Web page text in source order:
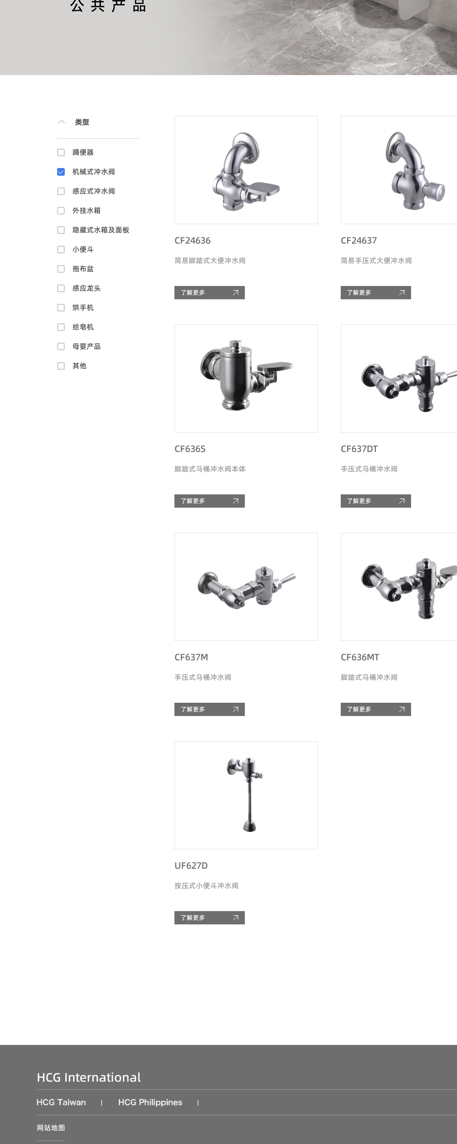
类型
蹲便器
机械式冲水阀
感应式冲水阀
外挂水箱
隐藏式水箱及面板
小便斗
拖布盆
感应龙头
烘手机
给皂机
母婴产品
其他
CF24636
简易脚踏式大便冲水阀
了解更多
CF24637
简易手压式大便冲水阀
了解更多
CF636S
脚踏式马桶冲水阀本体
了解更多
CF637DT
手压式马桶冲水阀
了解更多
CF637M
手压式马桶冲水阀
了解更多
CF636MT
脚踏式马桶冲水阀
了解更多
UF627D
按压式小便斗冲水阀
了解更多
HCG International
| |
网站地图